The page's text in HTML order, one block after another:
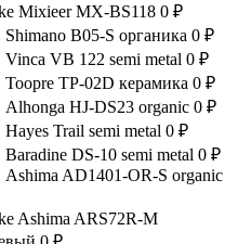
Mixieer MX-BS118 0 ₽
B05-S органика 0 ₽
VB 122 semi metal 0 ₽
TP-02D керамика 0 ₽
HJ-DS23 organic 0 ₽
Trail semi metal 0 ₽
DS-10 semi metal 0 ₽
AD1401-OR-S organic
Ashima ARS72R-M